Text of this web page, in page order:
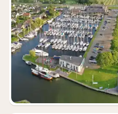
Vorheriges Bild